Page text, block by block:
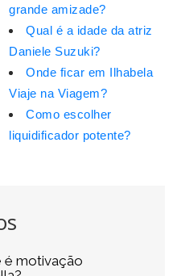
é motivação
grande amizade?
Qual é a idade da atriz
Daniele Suzuki?
Onde ficar em Ilhabela
Viaje na Viagem?
Como escolher
liquidificador potente?